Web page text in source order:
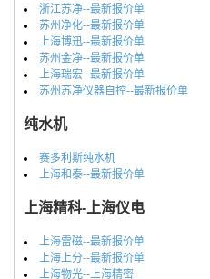
浙江苏净--最新报价单
苏州净化--最新报价单
上海博迅--最新报价单
苏州金净--最新报价单
上海瑞宏--最新报价单
苏州苏净仪器自控--最新报价单
纯水机
赛多利斯纯水机
上海和泰--最新报价单
上海精科-上海仪电
上海雷磁--最新报价单
上海上分--最新报价单
上海物光--上海精密